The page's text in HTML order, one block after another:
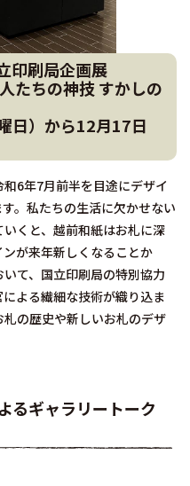
印刷局企画展
たちの神技 すかしの
日）から12月17日
6年7月前半を目途にデザイ
。私たちの生活に欠かせない
いくと、越前和紙はお札に深
が来年新しくなることか
て、国立印刷局の特別協力
よる繊細な技術が織り込ま
の歴史や新しいお札のデザ
るギャラリートーク